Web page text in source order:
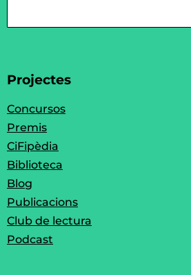
Projectes
Concursos
Premis
CiFipèdia
Biblioteca
Blog
Publicacions
Club de lectura
Podcast